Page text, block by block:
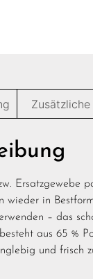
Ersatzgewebe
wieder in
– das
aus 65 %
und frisch